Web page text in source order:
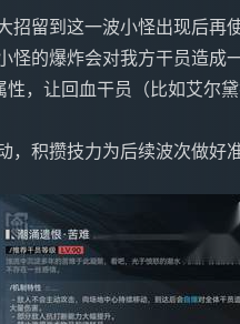
招留到这一波小怪出现后再
怪的爆炸会对我方干员造成
，让回血干员（比如艾尔
，积攒技力为后续波次做好